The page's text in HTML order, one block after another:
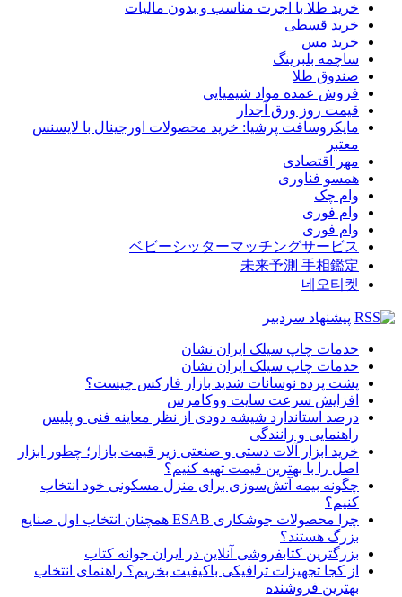
خرید طلا با اجرت مناسب و بدون مالیات
خرید قسطی
خرید مس
ساچمه بلبرینگ
صندوق طلا
فروش عمده مواد شیمیایی
قیمت روز ورق آجدار
مایکروسافت پرشیا: خرید محصولات اورجینال با لایسنس
معتبر
مهر اقتصادی
همسو فناوری
وام چک
وام فوری
وام فوری
ベビーシッターマッチングサービス
未来予測 手相鑑定
네오티켓
پیشنهاد سردبیر
خدمات چاپ سیلک ایران نشان
خدمات چاپ سیلک ایران نشان
پشت پرده نوسانات شدید بازار فارکس چیست؟
افزایش سرعت سایت ووکامرس
درصد استاندارد شیشه دودی از نظر معاینه فنی و پلیس
راهنمایی و رانندگی
خرید ابزار آلات دستی و صنعتی زیر قیمت بازار؛ چطور ابزار
اصل را با بهترین قیمت تهیه کنیم؟
چگونه بیمه آتش‌سوزی برای منزل مسکونی خود انتخاب
کنیم؟
چرا محصولات جوشکاری ESAB همچنان انتخاب اول صنایع
بزرگ هستند؟
بزرگترین کتابفروشی آنلاین در ایران جوانه کتاب
از کجا تجهیزات ترافیکی باکیفیت بخریم؟ راهنمای انتخاب
بهترین فروشنده